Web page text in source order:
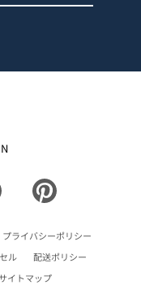
Facebook
プライバシーポリシー
ル
配送ポリシー
イトマップ